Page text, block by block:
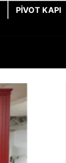
PIVOT KAPI